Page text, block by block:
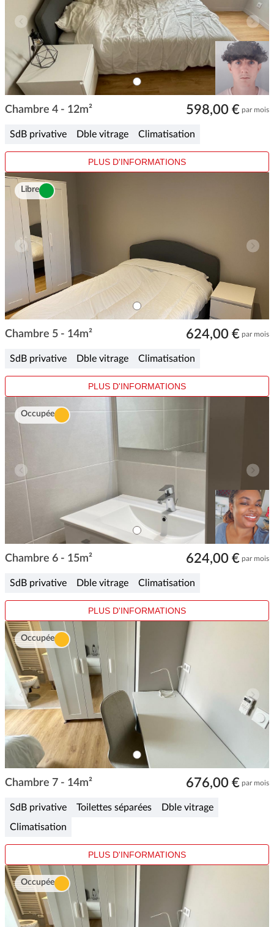
ITEM
1
Chambre 4 - 12m² 598,00 € par mois
SdB privative Dble vitrage Climatisation
PLUS D'INFORMATIONS
ITEM
1
Chambre 5 - 14m² 624,00 € par mois
SdB privative Dble vitrage Climatisation
PLUS D'INFORMATIONS
Libre
ITEM
1
Chambre 6 - 15m² 624,00 € par mois
SdB privative Dble vitrage Climatisation
PLUS D'INFORMATIONS
Occupée
ITEM
1
Chambre 7 - 14m² 676,00 € par mois
SdB privative Toilettes séparées
Dble vitrage
Climatisation
PLUS D'INFORMATIONS
Occupée
Occupée